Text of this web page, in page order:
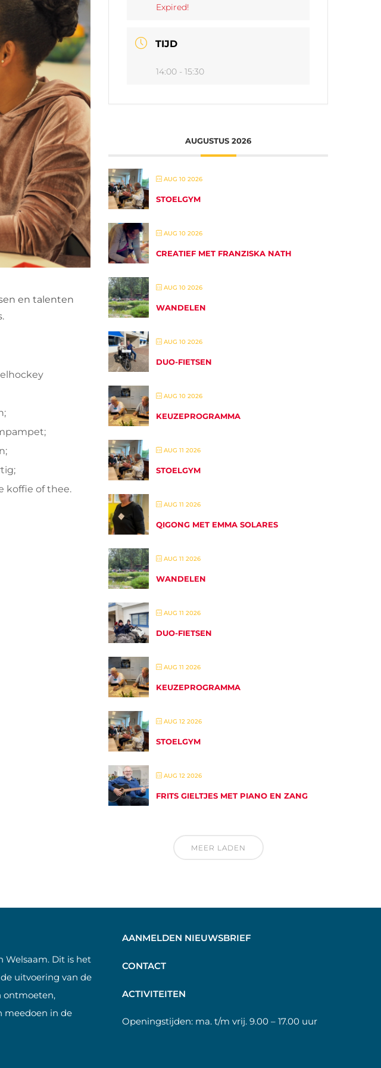
en talenten
koffie of thee.
Expired!
TIJD
14:00 - 15:30
AUGUSTUS 2026
AUG 10 2026
STOELGYM
AUG 10 2026
CREATIEF MET FRANZISKA NATH
AUG 10 2026
WANDELEN
AUG 10 2026
DUO-FIETSEN
AUG 10 2026
KEUZEPROGRAMMA
AUG 11 2026
STOELGYM
AUG 11 2026
QIGONG MET EMMA SOLARES
AUG 11 2026
WANDELEN
AUG 11 2026
DUO-FIETSEN
AUG 11 2026
KEUZEPROGRAMMA
AUG 12 2026
STOELGYM
AUG 12 2026
FRITS GIELTJES MET PIANO EN ZANG
MEER LADEN
Welsaam. Dit is het
uitvoering van de
ontmoeten,
meedoen in de
AANMELDEN NIEUWSBRIEF
CONTACT
ACTIVITEITEN
Openingstijden: ma. t/m vrij. 9.00 – 17.00 uur